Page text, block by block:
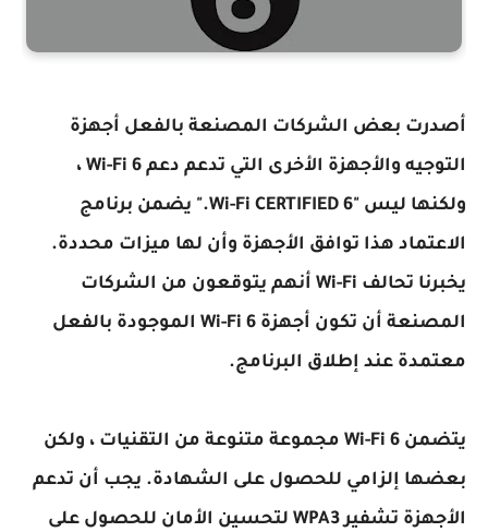
أصدرت بعض الشركات المصنعة بالفعل أجهزة
التوجيه والأجهزة الأخرى التي تدعم دعم Wi-Fi 6 ،
ولكنها ليس "Wi-Fi CERTIFIED 6." يضمن برنامج
الاعتماد هذا توافق الأجهزة وأن لها ميزات محددة.
يخبرنا تحالف Wi-Fi أنهم يتوقعون من الشركات
المصنعة أن تكون أجهزة Wi-Fi 6 الموجودة بالفعل
معتمدة عند إطلاق البرنامج.
يتضمن Wi-Fi 6 مجموعة متنوعة من التقنيات ، ولكن
بعضها إلزامي للحصول على الشهادة. يجب أن تدعم
الأجهزة تشفير WPA3 لتحسين الأمان للحصول على